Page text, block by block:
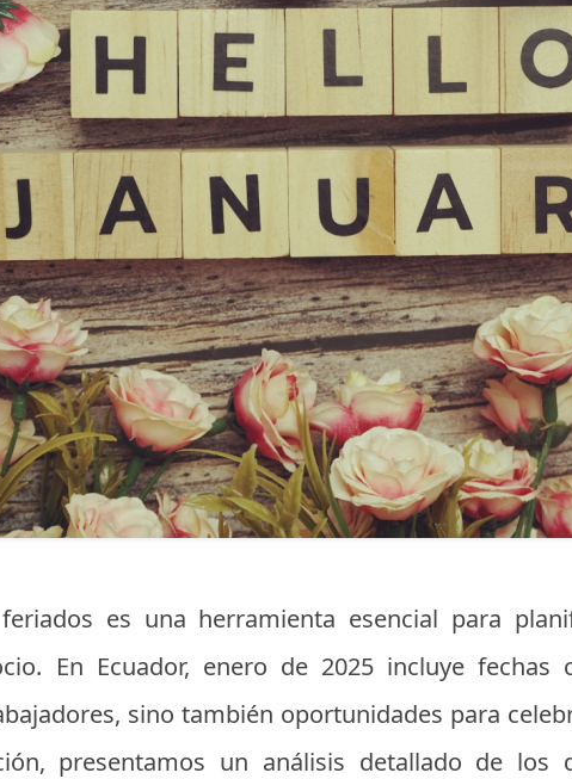
es una herramienta esencial para
En Ecuador, enero de 2025 incluye fechas
sino también oportunidades para
presentamos un análisis detallado de los